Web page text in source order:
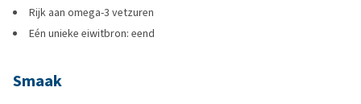
Rijk aan omega-3 vetzuren
Eén unieke eiwitbron: eend
Smaak